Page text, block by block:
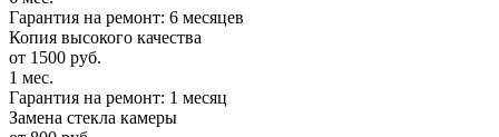
Гарантия на ремонт: 6 месяцев
Копия высокого качества
от 1500 руб.
1 мес.
Гарантия на ремонт: 1 месяц
Замена стекла камеры